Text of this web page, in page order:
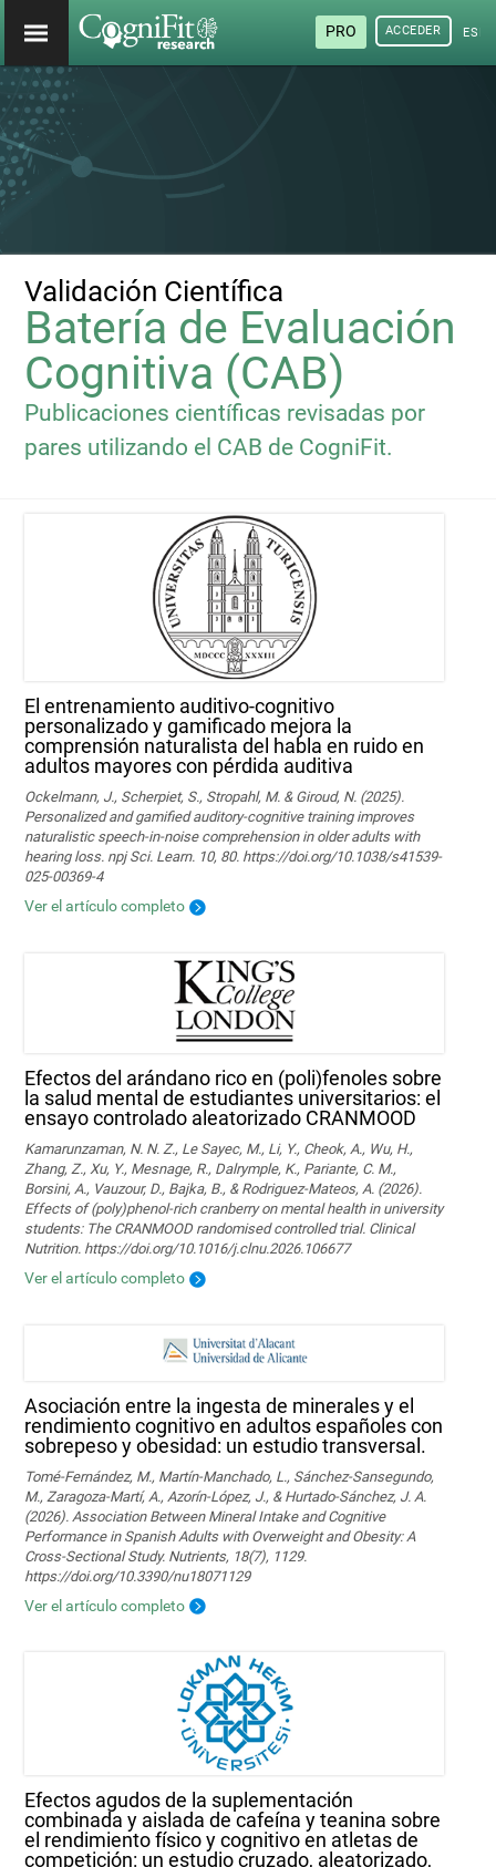
PRO ACCEDER
Validación Científica
Batería de Evaluación
Cognitiva (CAB)
Publicaciones científicas revisadas por
pares utilizando el CAB de CogniFit.
El entrenamiento auditivo-cognitivo
personalizado y gamificado mejora la
comprensión naturalista del habla en ruido en
adultos mayores con pérdida auditiva
Ockelmann, J., Scherpiet, S., Stropahl, M. & Giroud, N. (2025).
Personalized and gamified auditory-cognitive training improves
naturalistic speech-in-noise comprehension in older adults with
hearing loss. npj Sci. Learn. 10, 80. https://doi.org/10.1038/s41539-
025-00369-4
Ver el artículo completo
Efectos del arándano rico en (poli)fenoles sobre
la salud mental de estudiantes universitarios: el
ensayo controlado aleatorizado CRANMOOD
Kamarunzaman, N. N. Z., Le Sayec, M., Li, Y., Cheok, A., Wu, H.,
Zhang, Z., Xu, Y., Mesnage, R., Dalrymple, K., Pariante, C. M.,
Borsini, A., Vauzour, D., Bajka, B., & Rodriguez-Mateos, A. (2026).
Effects of (poly)phenol-rich cranberry on mental health in university
students: The CRANMOOD randomised controlled trial. Clinical
Nutrition. https://doi.org/10.1016/j.clnu.2026.106677
Ver el artículo completo
Asociación entre la ingesta de minerales y el
rendimiento cognitivo en adultos españoles con
sobrepeso y obesidad: un estudio transversal.
Tomé-Fernández, M., Martín-Manchado, L., Sánchez-Sansegundo,
M., Zaragoza-Martí, A., Azorín-López, J., & Hurtado-Sánchez, J. A.
(2026). Association Between Mineral Intake and Cognitive
Performance in Spanish Adults with Overweight and Obesity: A
Cross-Sectional Study. Nutrients, 18(7), 1129.
https://doi.org/10.3390/nu18071129
Ver el artículo completo
Efectos agudos de la suplementación
combinada y aislada de cafeína y teanina sobre
el rendimiento físico y cognitivo en atletas de
competición: un estudio cruzado, aleatorizado,